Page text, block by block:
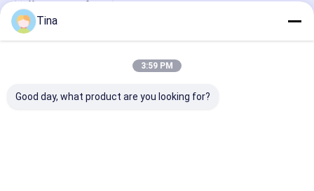
推薦されたプロダクト
Tina
3:59 PM
Good day, what product are you looking for?